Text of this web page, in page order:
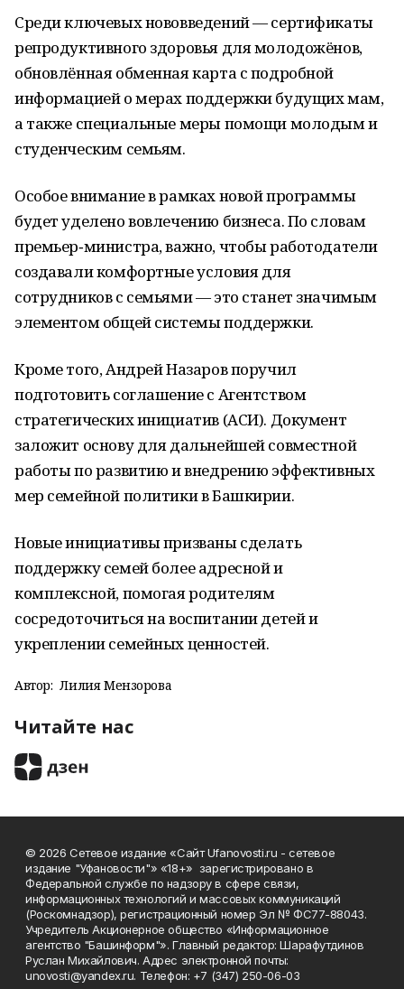
Среди ключевых нововведений — сертификаты
репродуктивного здоровья для молодожёнов,
обновлённая обменная карта с подробной
информацией о мерах поддержки будущих мам,
а также специальные меры помощи молодым и
студенческим семьям.
Особое внимание в рамках новой программы
будет уделено вовлечению бизнеса. По словам
премьер‑министра, важно, чтобы работодатели
создавали комфортные условия для
сотрудников с семьями — это станет значимым
элементом общей системы поддержки.
Кроме того, Андрей Назаров поручил
подготовить соглашение с Агентством
стратегических инициатив (АСИ). Документ
заложит основу для дальнейшей совместной
работы по развитию и внедрению эффективных
мер семейной политики в Башкирии.
Новые инициативы призваны сделать
поддержку семей более адресной и
комплексной, помогая родителям
сосредоточиться на воспитании детей и
укреплении семейных ценностей.
Автор: Лилия Мензорова
Читайте нас
© 2026 Сетевое издание «Сайт Ufanovosti.ru - сетевое
издание "Уфановости"» «18+» зарегистрировано в
Федеральной службе по надзору в сфере связи,
информационных технологий и массовых коммуникаций
(Роскомнадзор), регистрационный номер Эл № ФС77-88043.
Учредитель Акционерное общество «Информационное
агентство "Башинформ"». Главный редактор: Шарафутдинов
Руслан Михайлович. Адрес электронной почты:
unovosti@yandex.ru. Телефон: +7 (347) 250-06-03